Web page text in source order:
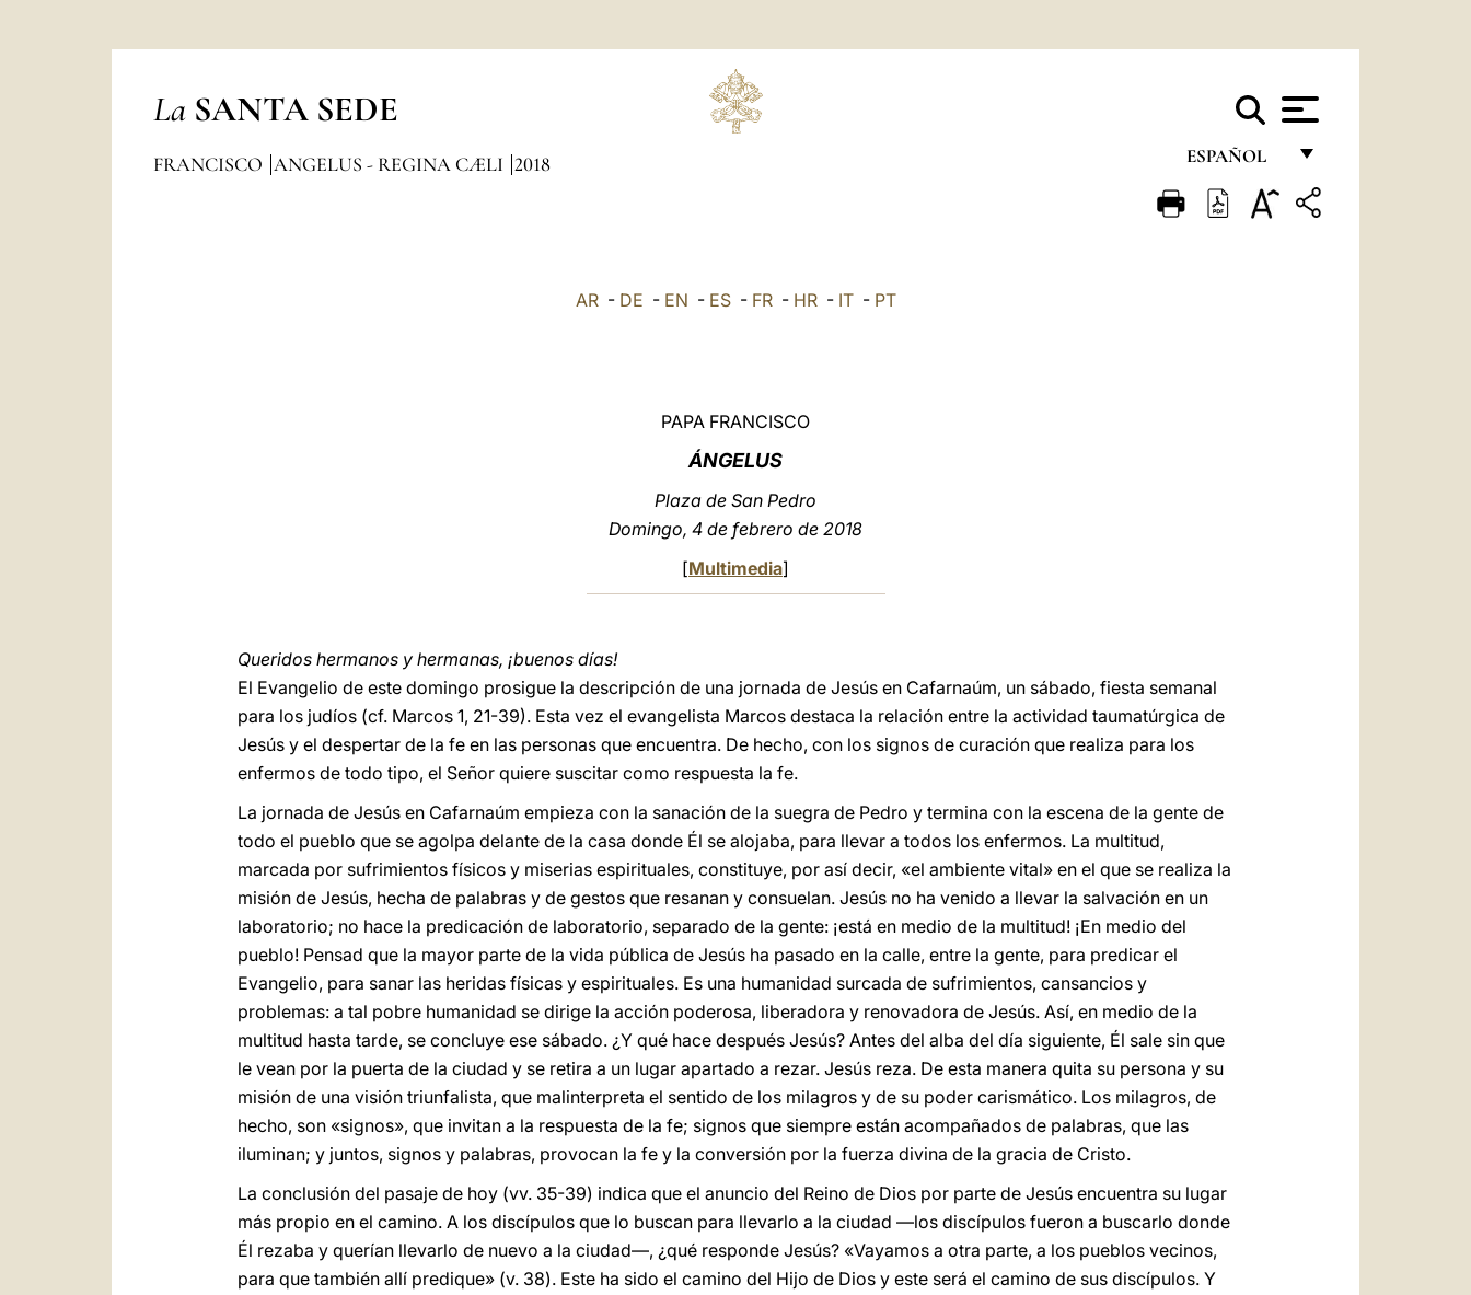
La SANTA SEDE
ESPAÑOL
FRANÇAIS
FRANCISCO ANGELUS - REGINA CÆLI 2018
AR- DE - EN - ES- FR- HR- IT- PT
PAPA FRANCISCO
ÁNGELUS
Plaza de San Pedro
Domingo, 4 de febrero de 2018
[Multimedia]
Queridos hermanos y hermanas, ¡buenos días!
El Evangelio de este domingo prosigue la descripción de una jornada de Jesús en Cafarnaúm, un sábado, fiesta semanal
para los judíos (cf. Marcos 1, 21-39). Esta vez el evangelista Marcos destaca la relación entre la actividad taumatúrgica de
Jesús y el despertar de la fe en las personas que encuentra. De hecho, con los signos de curación que realiza para los
enfermos de todo tipo, el Señor quiere suscitar como respuesta la fe.
La jornada de Jesús en Cafarnaúm empieza con la sanación de la suegra de Pedro y termina con la escena de la gente de
todo el pueblo que se agolpa delante de la casa donde Él se alojaba, para llevar a todos los enfermos. La multitud,
marcada por sufrimientos físicos y miserias espirituales, constituye, por así decir, «el ambiente vital» en el que se realiza la
misión de Jesús, hecha de palabras y de gestos que resanan y consuelan. Jesús no ha venido a llevar la salvación en un
laboratorio; no hace la predicación de laboratorio, separado de la gente: ¡está en medio de la multitud! ¡En medio del
pueblo! Pensad que la mayor parte de la vida pública de Jesús ha pasado en la calle, entre la gente, para predicar el
Evangelio, para sanar las heridas físicas y espirituales. Es una humanidad surcada de sufrimientos, cansancios y
problemas: a tal pobre humanidad se dirige la acción poderosa, liberadora y renovadora de Jesús. Así, en medio de la
multitud hasta tarde, se concluye ese sábado. ¿Y qué hace después Jesús? Antes del alba del día siguiente, Él sale sin que
le vean por la puerta de la ciudad y se retira a un lugar apartado a rezar. Jesús reza. De esta manera quita su persona y su
misión de una visión triunfalista, que malinterpreta el sentido de los milagros y de su poder carismático. Los milagros, de
hecho, son «signos», que invitan a la respuesta de la fe; signos que siempre están acompañados de palabras, que las
iluminan; y juntos, signos y palabras, provocan la fe y la conversión por la fuerza divina de la gracia de Cristo.
La conclusión del pasaje de hoy (vv. 35-39) indica que el anuncio del Reino de Dios por parte de Jesús encuentra su lugar
más propio en el camino. A los discípulos que lo buscan para llevarlo a la ciudad —los discípulos fueron a buscarlo donde
Él rezaba y querían llevarlo de nuevo a la ciudad—, ¿qué responde Jesús? «Vayamos a otra parte, a los pueblos vecinos,
para que también allí predique» (v. 38). Este ha sido el camino del Hijo de Dios y este será el camino de sus discípulos. Y